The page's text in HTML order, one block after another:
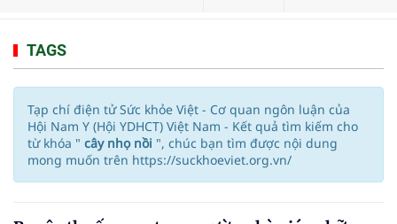
TAGS
Tạp chí điện tử Sức khỏe Việt - Cơ quan ngôn luận của
Hội Nam Y (Hội YDHCT) Việt Nam - Kết quả tìm kiếm cho
từ khóa " cây nhọ nồi ", chúc bạn tìm được nội dung
mong muốn trên https://suckhoeviet.org.vn/